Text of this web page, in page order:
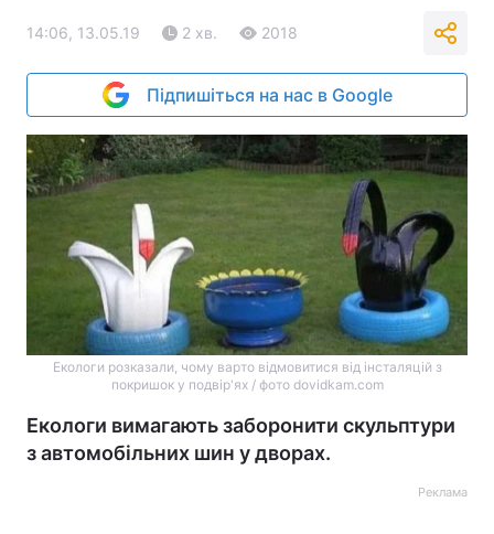
14:06, 13.05.19 2 хв. 2018
Підпишіться на нас в Google
Екологи розказали, чому варто відмовитися від інсталяцій з
покришок у подвір'ях / фото dovidkam.com
Екологи вимагають заборонити скульптури
з автомобільних шин у дворах.
Реклама